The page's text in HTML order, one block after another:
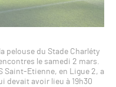
pelouse du Stade Charléty
le samedi 2 mars.
Saint-Etienne, en Ligue 2, a
devait avoir lieu à 19h30